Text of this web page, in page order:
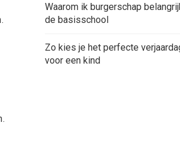
Waarom ik burgerschap
de basisschool
Zo kies je het perfecte
voor een kind